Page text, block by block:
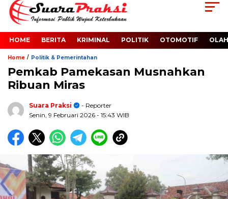
HOME BERITA KRIMINAL POLITIK OTOMOTIF
Home / Politik & Pemerintahan
Pemkab Pamekasan Musnahkan
Ribuan Miras
Suara Praksi
- Reporter
Senin, 9 Februari 2026 - 15:43 WIB